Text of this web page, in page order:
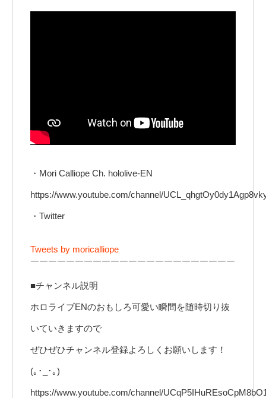
・Mori Calliope Ch. hololive-EN
https://www.youtube.com/channel/
・Twitter
Tweets by moricalliope
￣￣￣￣￣￣￣￣￣￣￣￣￣￣￣￣￣￣￣￣￣￣￣
■チャンネル説明
ホロライブENのおもしろ可愛い瞬間を随時切り抜
いていきますので
ぜひぜひチャンネル登録よろしくお願いします！
(｡･_･｡)
https://www.youtube.com/channel/